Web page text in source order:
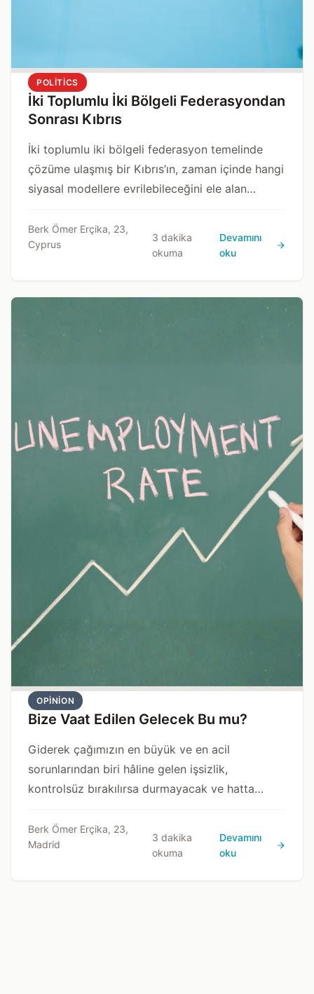
POLITICS
İki Toplumlu İki Bölgeli Federasyondan
Sonrası Kıbrıs
İki toplumlu iki bölgeli federasyon temelinde
çözüme ulaşmış bir Kıbrıs’ın, zaman içinde hangi
siyasal modellere evrilebileceğini ele alan
Berk Ömer Erçika, 23,
Cyprus
3 dakika
okuma
Devamını
oku
OPINION
Bize Vaat Edilen Gelecek Bu mu?
Giderek çağımızın en büyük ve en acil
sorunlarından biri hâline gelen işsizlik,
kontrolsüz bırakılırsa durmayacak ve hatta
güvenlik tehditlerine dönüşecek şekilde
tırmanabilecektir.
Berk Ömer Erçika, 23,
Madrid
3 dakika
okuma
Devamını
oku